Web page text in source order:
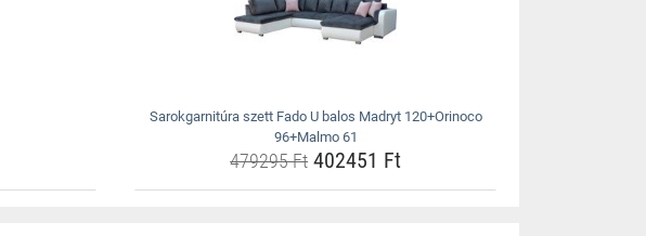
Sarokgarnitúra szett Fado U balos Madryt 120+Orinoco
96+Malmo 61
479295 Ft 402451 Ft